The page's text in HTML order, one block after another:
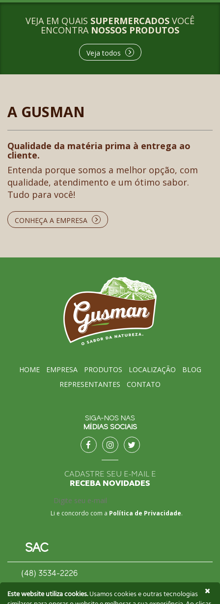
VEJA EM QUAIS SUPERMERCADOS VOCÊ
ENCONTRA NOSSOS PRODUTOS
Veja todos
A GUSMAN
Qualidade da matéria prima à entrega ao
cliente.
Entenda porque somos a melhor opção, com
qualidade, atendimento e um ótimo sabor.
Tudo para você!
CONHEÇA A EMPRESA
HOME EMPRESA PRODUTOS LOCALIZAÇÃO
BLOG
REPRESENTANTES
CONTATO
SIGA-NOS NAS
MÍDIAS SOCIAIS
CADASTRE SEU E-MAIL E
RECEBA NOVIDADES
Li e concordo com a Política de Privacidade.
SAC
(48) 3534-2226
contato@biscoitosgusman.com.br
Este website utiliza cookies.Usamos cookies e outras tecnologias